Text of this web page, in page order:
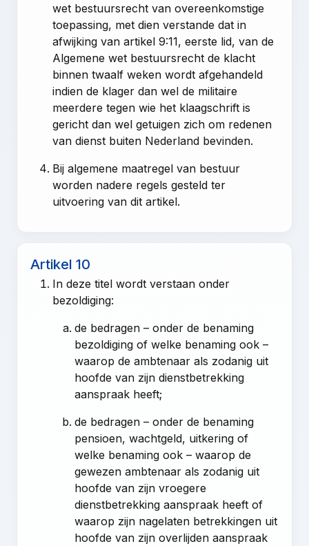
wet bestuursrecht van overeenkomstige
toepassing, met dien verstande dat in
afwijking vanartikel 9:11, eerste lid, van de
Algemene wet bestuursrecht de klacht
binnen twaalf weken wordt afgehandeld
indien de klager dan wel de militaire
meerdere tegen wie het klaagschrift is
gericht dan wel getuigen zich om redenen
van dienst buiten Nederland bevinden.
Bij algemene maatregel van bestuur
worden nadere regels gesteld ter
uitvoering van dit artikel.
Artikel 10
In deze titel wordt verstaan onder
bezoldiging:
de bedragen – onder de benaming
bezoldiging of welke benaming ook –
waarop de ambtenaar als zodanig uit
hoofde van zijn dienstbetrekking
aanspraak heeft;
de bedragen – onder de benaming
pensioen, wachtgeld, uitkering of
welke benaming ook – waarop de
gewezen ambtenaar als zodanig uit
hoofde van zijn vroegere
dienstbetrekking aanspraak heeft of
waarop zijn nagelaten betrekkingen uit
hoofde van zijn overlijden aanspraak